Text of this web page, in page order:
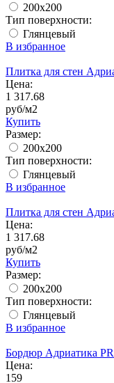
200x200
Тип поверхности:
Глянцевый
В избранное
Плитка для стен
Цена:
1 317.68
руб/м2
Купить
Размер:
200x200
Тип поверхности:
Глянцевый
В избранное
Плитка для стен
Цена:
1 317.68
руб/м2
Купить
Размер:
200x200
Тип поверхности:
Глянцевый
В избранное
Бордюр Адриатика
Цена:
159